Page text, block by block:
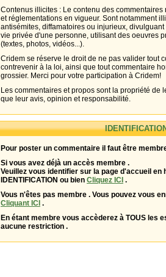
Contenus illicites : Le contenu des
et réglementations en vigueur. Sont notamment
antisémites, diffamatoires ou injurieux,
vie privée d'une personne, utilisant des oeuvres
(textes, photos, vidéos...).
Cridem se réserve le droit de ne pas valider tout
contrevenir à la loi, ainsi que tout commentaire
grossier. Merci pour votre participation à Cridem!
Les commentaires et propos sont la propriété de
que leur avis, opinion et responsabilité.
Pour poster un commentaire il faut être
Si vous avez déjà un accès membre .
Veuillez vous identifier sur la page d'accueil en
IDENTIFICATION ou bien Cliquez ICI .
Vous n'êtes pas membre . Vous pouvez vous
Cliquant ICI .
En étant membre vous accèderez à TOUS les
aucune restriction .